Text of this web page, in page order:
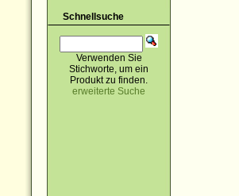
Schnellsuche
Verwenden Sie
Stichworte, um ein
Produkt zu finden.
erweiterte Suche